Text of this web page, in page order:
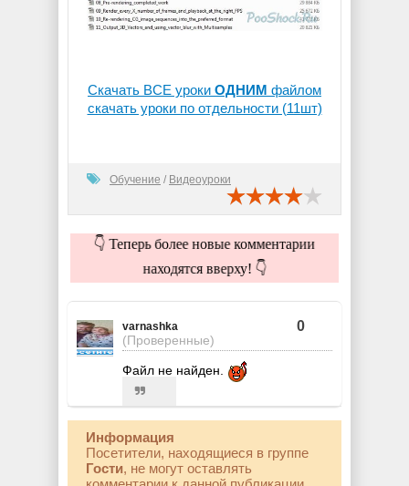
Скачать ВСЕ уроки ОДНИМ файлом
скачать уроки по отдельности (11шт)
Обучение / Видеоуроки
👇 Теперь более новые комментарии
находятся вверху! 👇
varnashka
(Проверенные)
0
Файл не найден.
Информация
Посетители, находящиеся в группе
Гости, не могут оставлять